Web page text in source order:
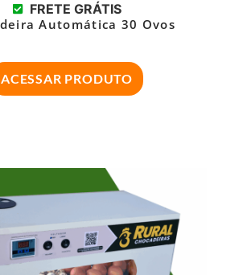
FRETE GRÁTIS
Automática 30 Ovos
ACESSAR PRODUTO